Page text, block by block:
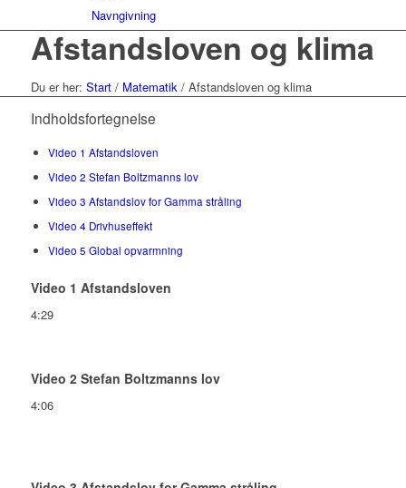
Navngivning
Afstandsloven og klima
Du er her: Start / Matematik / Afstandsloven og klima
Indholdsfortegnelse
Video 1 Afstandsloven
Video 2 Stefan Boltzmanns lov
Video 3 Afstandslov for Gamma stråling
Video 4 Drivhuseffekt
Video 5 Global opvarmning
Video 1 Afstandsloven
4:29
Video 2 Stefan Boltzmanns lov
4:06